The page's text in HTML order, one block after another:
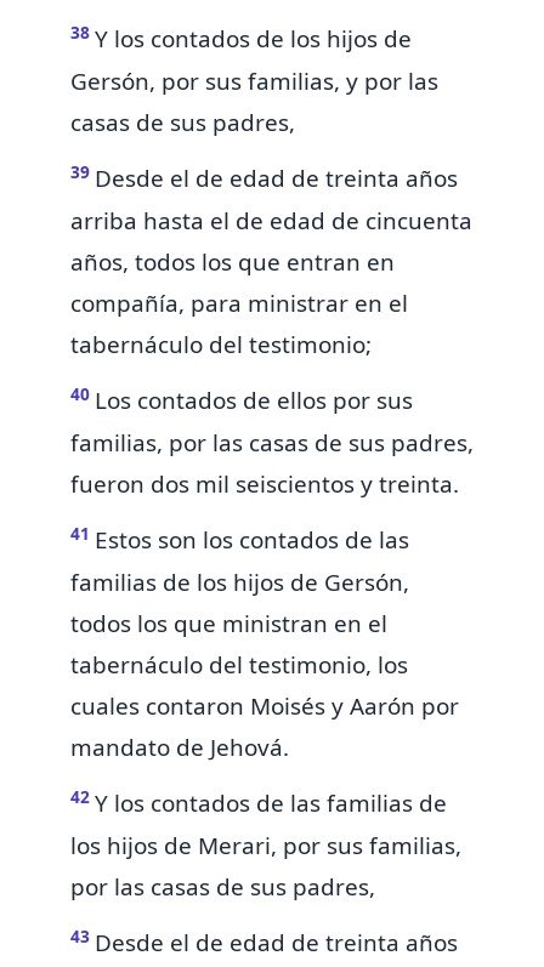
38 Y los contados de los hijos de
Gersón, por sus familias, y por las
casas de sus padres,
39 Desde el de edad de treinta años
arriba hasta el de edad de cincuenta
años, todos los que entran en
compañía, para ministrar en el
tabernáculo del testimonio;
40 Los contados de ellos por sus
familias, por las casas de sus padres,
fueron dos mil seiscientos y treinta.
41 Estos son los contados de las
familias de los hijos de Gersón,
todos los que ministran en el
tabernáculo del testimonio, los
cuales contaron Moisés y Aarón por
mandato de Jehová.
42 Y los contados de las familias de
los hijos de Merari, por sus familias,
por las casas de sus padres,
43 Desde el de edad de treinta años